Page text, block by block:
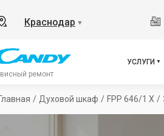
Краснодар ▼
ремонт
УСЛУГИ
Главная / Духовой шкаф / FPP 646/1 X /